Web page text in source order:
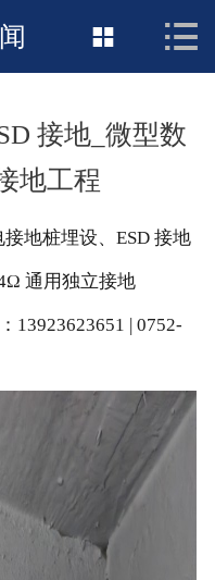
接地工程首页
新闻动态
案例展示
 
接地_微型数
地工程
地桩埋设、ESD 接地
通用独立接地
13923623651 | 0752-